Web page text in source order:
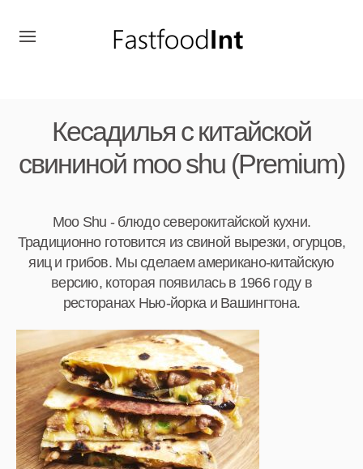
Кесадилья с китайской
свининой moo shu (Premium)
Moo Shu - блюдо северокитайской кухни.
Традиционно готовится из свиной вырезки, огурцов,
яиц и грибов. Мы сделаем американо-китайскую
версию, которая появилась в 1966 году в
ресторанах Нью-йорка и Вашингтона.